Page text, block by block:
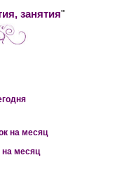
занятия"
на месяц
на месяц